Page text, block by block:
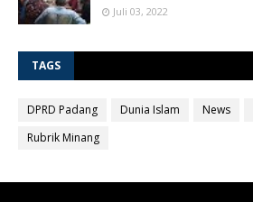
Juli 03, 2022
TAGS
DPRD Padang Dunia Islam News
Rubrik Minang